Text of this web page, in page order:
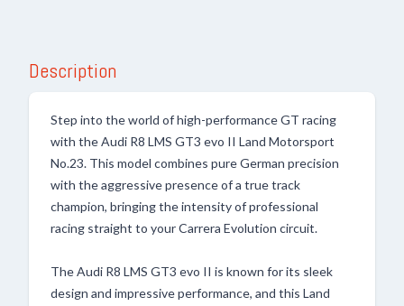
Description
Step into the world of high-performance GT racing
with the Audi R8 LMS GT3 evo II Land Motorsport
No.23. This model combines pure German precision
with the aggressive presence of a true track
champion, bringing the intensity of professional
racing straight to your Carrera Evolution circuit.
The Audi R8 LMS GT3 evo II is known for its sleek
design and impressive performance, and this Land